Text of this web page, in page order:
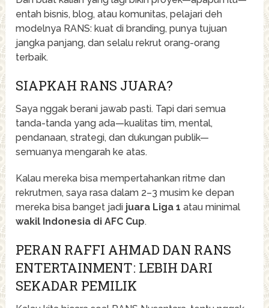
entah bisnis, blog, atau komunitas, pelajari deh
modelnya RANS: kuat di branding, punya tujuan
jangka panjang, dan selalu rekrut orang-orang
terbaik.
SIAPKAH RANS JUARA?
Saya nggak berani jawab pasti. Tapi dari semua
tanda-tanda yang ada—kualitas tim, mental,
pendanaan, strategi, dan dukungan publik—
semuanya mengarah ke atas.
Kalau mereka bisa mempertahankan ritme dan
rekrutmen, saya rasa dalam 2–3 musim ke depan
mereka bisa banget jadi juara Liga 1 atau minimal
wakil Indonesia di AFC Cup.
PERAN RAFFI AHMAD DAN RANS
ENTERTAINMENT: LEBIH DARI
SEKADAR PEMILIK